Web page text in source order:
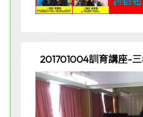
201701004訓育講座-